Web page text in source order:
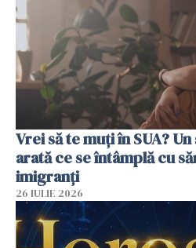
Vrei să te muți în SUA?
arată ce se întâmplă cu
imigranți
26 IULIE 2026